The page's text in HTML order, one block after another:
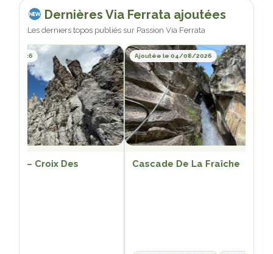
Dernières Via Ferrata ajoutées
Les derniers topos publiés sur Passion Via Ferrata
– Croix Des
Ajoutée le 04/08/2026
Cascade De La Fraîche